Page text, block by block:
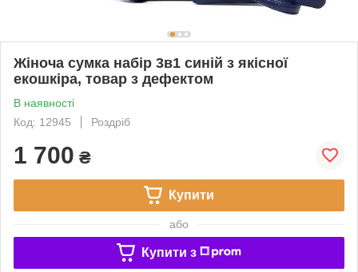
Жіноча сумка набір 3в1 синій з якісної
екошкіра, товар з дефектом
В наявності
Код: 12945
Роздріб
1 700 ₴
Купити
або
Купити з